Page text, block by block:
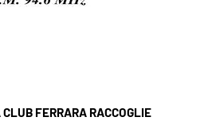
FERRARA RACCOGLIE